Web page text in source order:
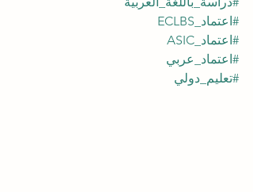
#اعتماد_ECLBS
#اعتماد_ASIC
#اعتماد_عربي
#تعليم_دولي